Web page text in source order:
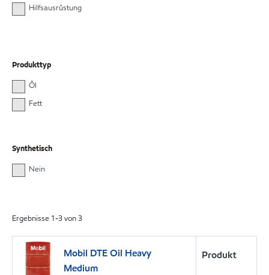
Hilfsausrüstung
Produkttyp
Öl
Fett
Synthetisch
Nein
Ergebnisse 1-3von3
Mobil DTE Oil Heavy
Medium
Produkt